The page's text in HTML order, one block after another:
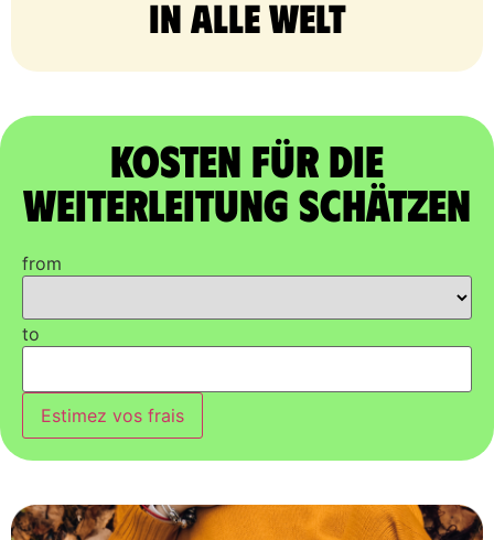
in alle Welt
Kosten für die
Weiterleitung schätzen
from
to
Estimez vos frais